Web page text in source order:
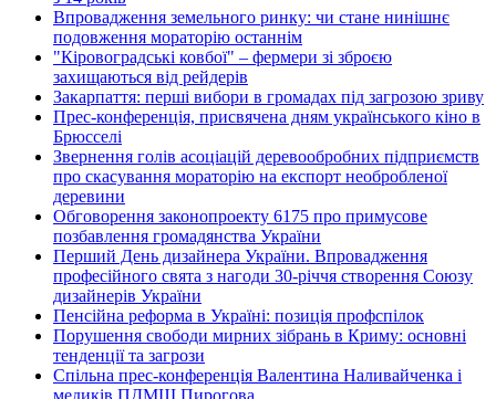
Впровадження земельного ринку: чи стане нинішнє
подовження мораторію останнім
"Кіровоградські ковбої" – фермери зі зброєю
захищаються від рейдерів
Закарпаття: перші вибори в громадах під загрозою зриву
Прес-конференція, присвячена дням українського кіно в
Брюсселі
Звернення голів асоціацій деревообробних підприємств
про скасування мораторію на експорт необробленої
деревини
Обговорення законопроекту 6175 про примусове
позбавлення громадянства України
Перший День дизайнера України. Впровадження
професійного свята з нагоди 30-річчя створення Союзу
дизайнерів України
Пенсійна реформа в Україні: позиція профспілок
Порушення свободи мирних зібрань в Криму: основні
тенденції та загрози
Спільна прес-конференція Валентина Наливайченка і
медиків ПДМШ Пирогова